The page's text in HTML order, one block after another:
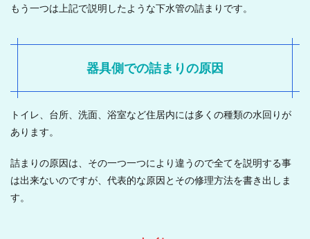
もう一つは上記で説明したような下水管の詰まりです。
器具側での詰まりの原因
トイレ、台所、洗面、浴室など住居内には多くの種類の水回りが
あります。
詰まりの原因は、その一つ一つにより違うので全てを説明する事
は出来ないのですが、代表的な原因とその修理方法を書き出しま
す。